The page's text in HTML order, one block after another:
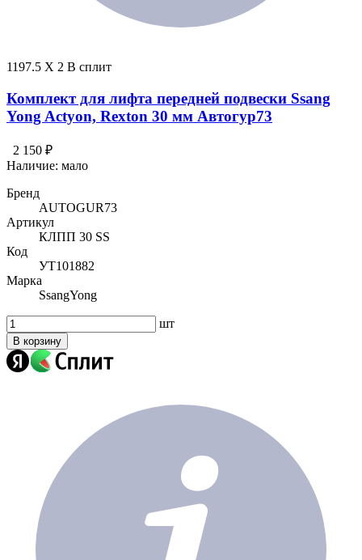
1197.5 X 2 В сплит
Комплект для лифта передней подвески Ssang
Yong Actyon, Rexton 30 мм Автогур73
2 150 ₽
Наличие: мало
Бренд
AUTOGUR73
Артикул
КЛПП 30 SS
Код
УТ101882
Марка
SsangYong
шт
В корзину